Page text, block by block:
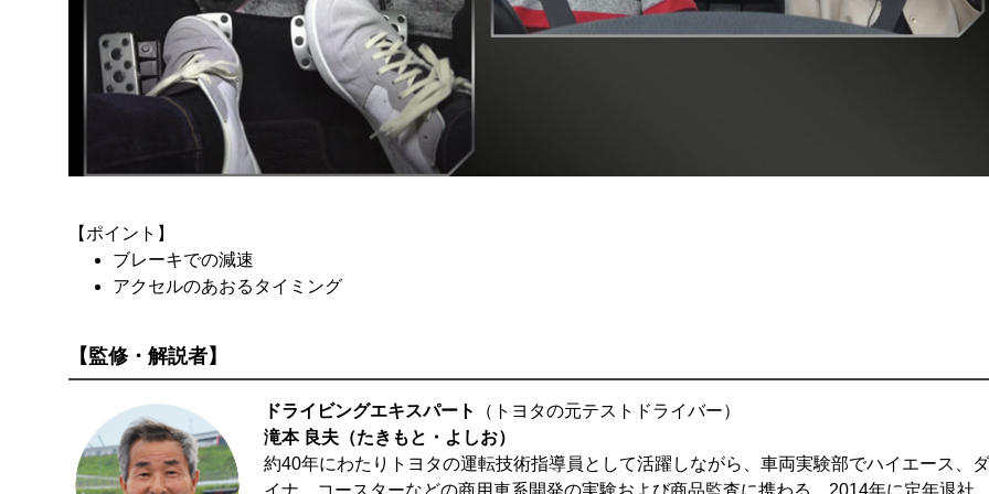
【ポイント】
ブレーキでの減速
アクセルのあおるタイミング
【監修・解説者】
ドライビングエキスパート
（トヨタの元テストドライバー）
滝本 良夫（たきもと・よしお）
約40年にわたりトヨタの運転技術指導員として活躍しながら、車両実験部でハイエース、ダ